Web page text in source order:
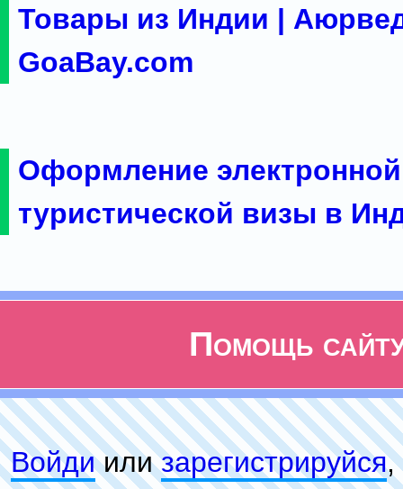
Товары из Индии |
GoaBay.com
Оформление электронной
туристической визы в
Помощь
Войдиилизарeгиcтpируйся,